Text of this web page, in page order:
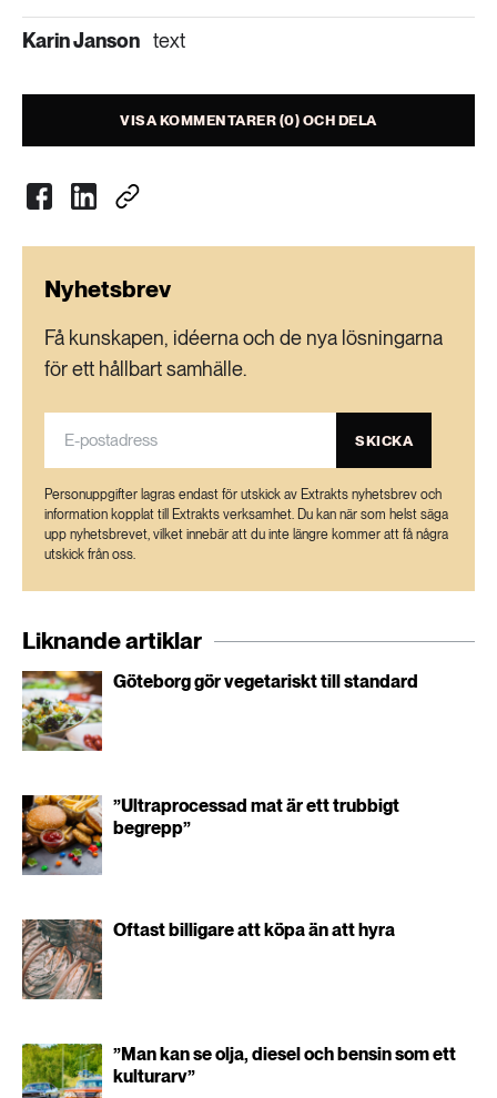
Karin Janson text
VISA KOMMENTARER (0) OCH DELA
Nyhetsbrev
Få kunskapen, idéerna och de nya lösningarna
för ett hållbart samhälle.
SKICKA
Personuppgifter lagras endast för utskick av Extrakts nyhetsbrev och
information kopplat till Extrakts verksamhet. Du kan när som helst säga
upp nyhetsbrevet, vilket innebär att du inte längre kommer att få några
utskick från oss.
Liknande artiklar
Göteborg gör vegetariskt till standard
”Ultraprocessad mat är ett trubbigt
begrepp”
Oftast billigare att köpa än att hyra
”Man kan se olja, diesel och bensin som ett
kulturarv”